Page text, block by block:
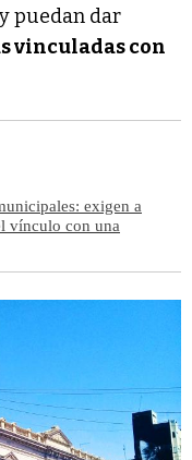
puedan dar
vinculadas con
exigen a
vínculo con una